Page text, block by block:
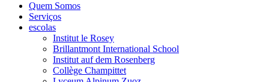
Quem Somos
Serviços
escolas
Institut le Rosey
Brillantmont International School
Institut auf dem Rosenberg
Collège Champittet